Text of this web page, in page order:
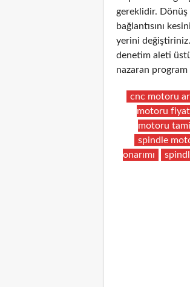
gereklidir. Dönüş
bağlantısını
yerini
denetim aleti
nazaran
cnc motoru
motoru
motoru
spindle
onarımı